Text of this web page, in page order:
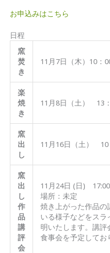
お申込みはこちら
日程
窯
焚
き
11月7日（木）10
楽
焼
き
11月8日（土） 13
窯
出
し
11月16日（土） 10
窯
出
し
作
品
講
評
会
11月24日 (日)
場所：未定
焼き上がった作品の
いる様子などをス
明いたします。講評
食事会を予定してお